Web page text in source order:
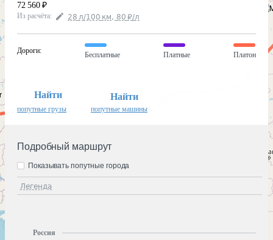
72 560 ₽
Из расчёта: 28 л/100 км, 80 ₽/л
Дороги:
Бесплатные Платные Платон
Найти
попутные грузы
Найти
попутные машины
Подробный маршрут
Легенда
Показывать попутные города
Россия